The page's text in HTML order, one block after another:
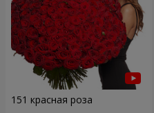
151 красная роза